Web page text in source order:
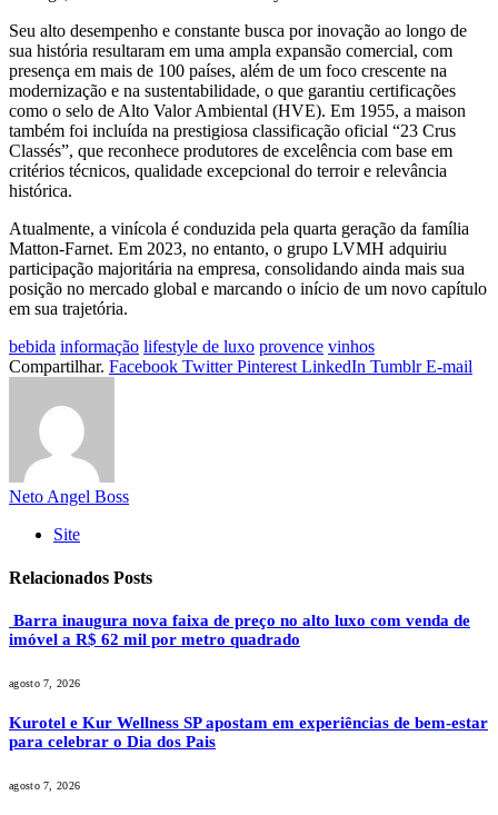
Seu alto desempenho e constante busca por inovação ao longo de
sua história resultaram em uma ampla expansão comercial, com
presença em mais de 100 países, além de um foco crescente na
modernização e na sustentabilidade, o que garantiu certificações
como o selo de Alto Valor Ambiental (HVE). Em 1955, a maison
também foi incluída na prestigiosa classificação oficial “23 Crus
Classés”, que reconhece produtores de excelência com base em
critérios técnicos, qualidade excepcional do terroir e relevância
histórica.
Atualmente, a vinícola é conduzida pela quarta geração da família
Matton-Farnet. Em 2023, no entanto, o grupo LVMH adquiriu
participação majoritária na empresa, consolidando ainda mais sua
posição no mercado global e marcando o início de um novo capítulo
em sua trajetória.
bebida informação lifestyle de luxo provence vinhos
Compartilhar. Facebook Twitter Pinterest LinkedIn Tumblr E-mail
Neto Angel Boss
Site
Relacionados Posts
Barra inaugura nova faixa de preço no alto luxo com venda de
imóvel a R$ 62 mil por metro quadrado
agosto 7, 2026
Kurotel e Kur Wellness SP apostam em experiências de bem-estar
para celebrar o Dia dos Pais
agosto 7, 2026